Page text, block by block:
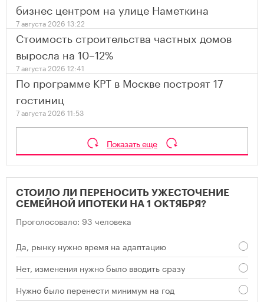
бизнес центром на улице Наметкина
7 августа 2026 13:22
Стоимость строительства частных домов
выросла на 10–12%
7 августа 2026 12:41
По программе КРТ в Москве построят 17
гостиниц
7 августа 2026 11:53
Показать еще
СТОИЛО ЛИ ПЕРЕНОСИТЬ УЖЕСТОЧЕНИЕ
СЕМЕЙНОЙ ИПОТЕКИ НА 1 ОКТЯБРЯ?
Проголосовало: 93 человека
Да, рынку нужно время на адаптацию
Нет, изменения нужно было вводить сразу
Нужно было перенести минимум на год